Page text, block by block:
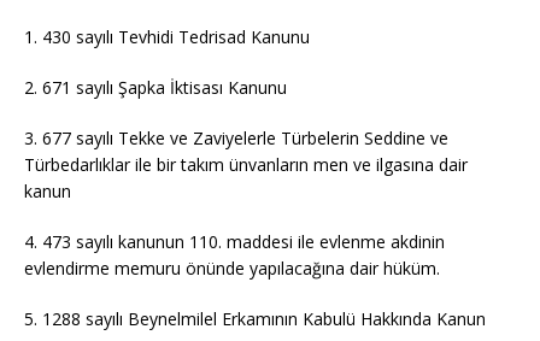
1. 430 sayılı Tevhidi Tedrisad Kanunu
2. 671 sayılı Şapka İktisası Kanunu
3. 677 sayılı Tekke ve Zaviyelerle Türbelerin Seddine ve
Türbedarlıklar ile bir takım ünvanların men ve ilgasına dair
kanun
4. 473 sayılı kanunun 110. maddesi ile evlenme akdinin
evlendirme memuru önünde yapılacağına dair hüküm.
5. 1288 sayılı Beynelmilel Erkamının Kabulü Hakkında Kanun